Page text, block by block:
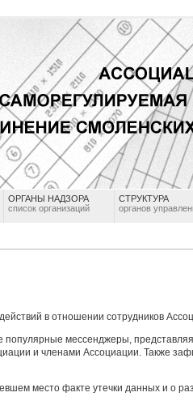
ОРГАНЫ НАДЗОРА
список организаций
СТРУКТУРА
органов
в отношении сотрудников
популярные мессенджеры,
и членами Ассоциации. Также
место факте утечки данных и о